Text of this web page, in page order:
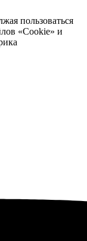
пользоваться
«Cookie» и